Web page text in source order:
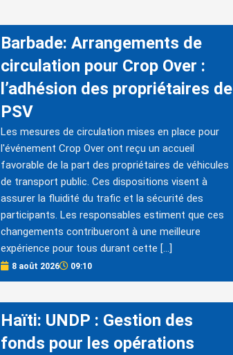
Barbade: Arrangements de
circulation pour Crop Over :
l’adhésion des propriétaires de
PSV
Les mesures de circulation mises en place pour
l'événement Crop Over ont reçu un accueil
favorable de la part des propriétaires de véhicules
de transport public. Ces dispositions visent à
assurer la fluidité du trafic et la sécurité des
participants. Les responsables estiment que ces
changements contribueront à une meilleure
expérience pour tous durant cette […]
8 août 2026 09:10
Haïti: UNDP : Gestion des
fonds pour les opérations